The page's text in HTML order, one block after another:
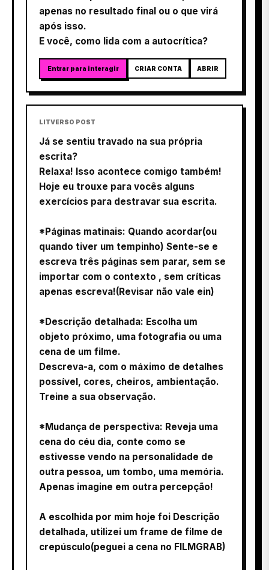
apenas no resultado final ou o que virá
após isso.
E você, como lida com a autocrítica?
Entrar para interagir CRIAR CONTA ABRIR
LITVERSO POST
Já se sentiu travado na sua própria
escrita?
Relaxa! Isso acontece comigo também!
Hoje eu trouxe para vocês alguns
exercícios para destravar sua escrita.
*Páginas matinais: Quando acordar(ou
quando tiver um tempinho) Sente-se e
escreva três páginas sem parar, sem se
importar com o contexto , sem críticas
apenas escreva!(Revisar não vale ein)
*Descrição detalhada: Escolha um
objeto próximo, uma fotografia ou uma
cena de um filme.
Descreva-a, com o máximo de detalhes
possível, cores, cheiros, ambientação.
Treine a sua observação.
*Mudança de perspectiva: Reveja uma
cena do céu dia, conte como se
estivesse vendo na personalidade de
outra pessoa, um tombo, uma memória.
Apenas imagine em outra percepção!
A escolhida por mim hoje foi Descrição
detalhada, utilizei um frame de filme de
crepúsculo(peguei a cena no FILMGRAB)